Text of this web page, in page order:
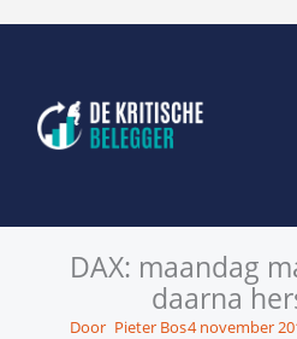
inhoud
DAX: maandag
daarna
Door Pieter Bos4 november